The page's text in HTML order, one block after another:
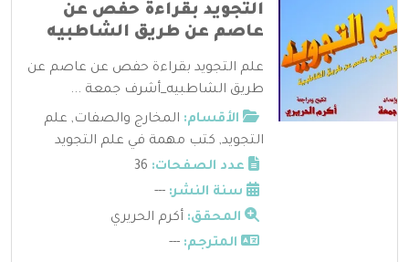
التجويد بقراءة حفص عن
عاصم عن طريق الشاطبيه
علم التجويد بقراءة حفص عن عاصم عن
طريق الشاطبيه_أشرف جمعة ...
الأقسام: المخارج والصفات, علم
التجويد, كتب مهمة في علم التجويد
عدد الصفحات:
سنة النشر: ---
المحقق: أكرم الحريري
المترجم: ---